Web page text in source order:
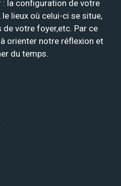
: la configuration de votre
lieux où celui-ci se situe,
votre foyer,etc. Par ce
orienter notre réflexion et
du temps.